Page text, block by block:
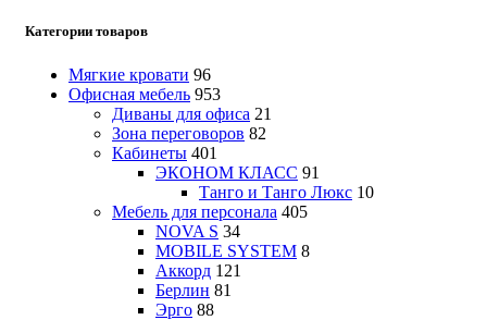
Категории товаров
Мягкие кровати 96
Офисная мебель 953
Диваны для офиса 21
Зона переговоров 82
Кабинеты 401
ЭКОНОМ КЛАСС 91
Танго и Танго Люкс 10
Мебель для персонала 405
NOVA S 34
MOBILE SYSTEM 8
Аккорд 121
Берлин 81
Эрго 88